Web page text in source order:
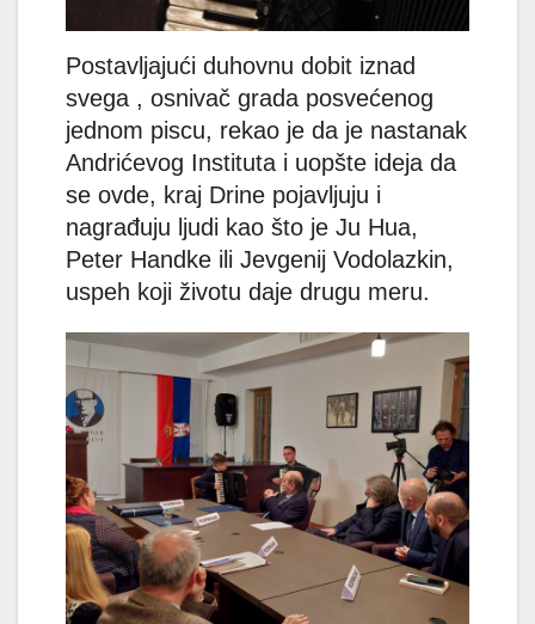
Postavljajući duhovnu dobit iznad
svega , osnivač grada posvećenog
jednom piscu, rekao je da je nastanak
Andrićevog Instituta i uopšte ideja da
se ovde, kraj Drine pojavljuju i
nagrađuju ljudi kao što je Ju Hua,
Peter Handke ili Jevgenij Vodolazkin,
uspeh koji životu daje drugu meru.